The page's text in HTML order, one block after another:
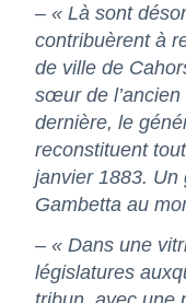
– « Là sont
contribuèrent à
de ville de
sœur de l’ancien
dernière, le
reconstituent
janvier 1883. Un
Gambetta au
– « Dans une
législatures